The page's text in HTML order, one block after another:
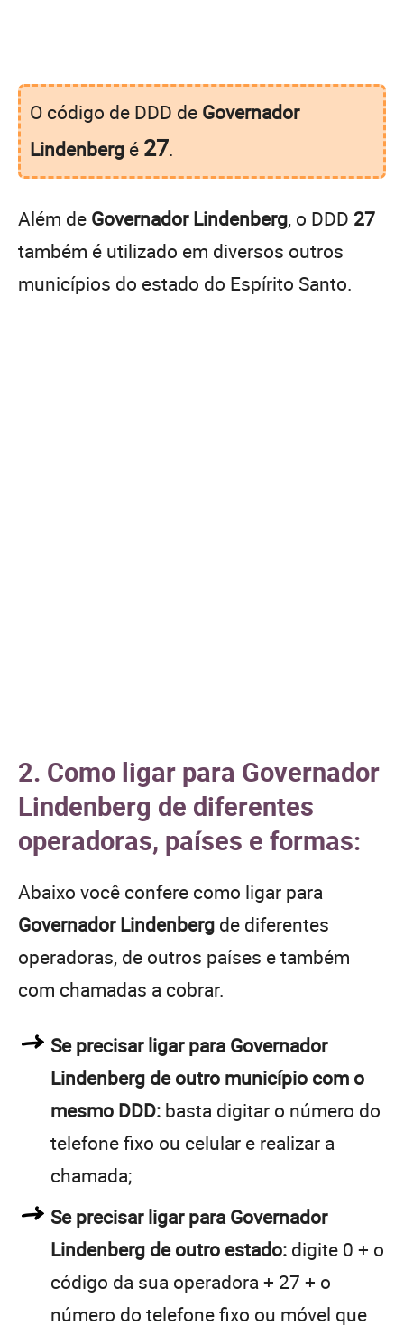
O código de DDD de Governador
Lindenberg é 27.
Além de Governador Lindenberg, o DDD 27
também é utilizado em diversos outros
municípios do estado do Espírito Santo.
2. Como ligar para Governador
Lindenberg de diferentes
operadoras, países e formas:
Abaixo você confere como ligar para
Governador Lindenberg de diferentes
operadoras, de outros países e também
com chamadas a cobrar.
Se precisar ligar para Governador
Lindenberg de outro município com o
mesmo DDD: basta digitar o número do
telefone fixo ou celular e realizar a
chamada;
Se precisar ligar para Governador
Lindenberg de outro estado: digite 0 + o
código da sua operadora + 27 + o
número do telefone fixo ou móvel que